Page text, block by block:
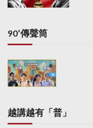
90’傳聲筒
越講越有「普」